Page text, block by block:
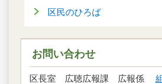
区民のひろば
お問い合わせ
区長室 広聴広報課 広報係